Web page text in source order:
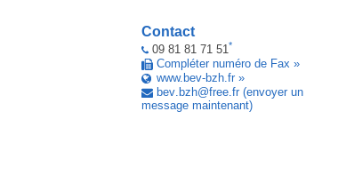
Contact
09 81 81 71 51*
Compléter numéro de Fax »
www.bev-bzh.fr »
bev. bzh@free.fr (envoyer un
message maintenant)